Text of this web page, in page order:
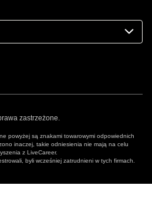
zastrzeżone.
powyżej są znakami towarowymi odpowiednich
inaczej, takie odniesienia nie mają na celu
z LiveCareer.
byli wcześniej zatrudnieni w tych firmach.